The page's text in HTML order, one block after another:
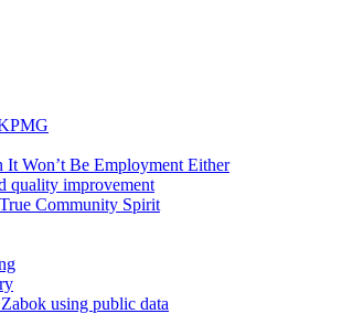
It Won’t Be Employment Either
quality improvement
Community Spirit
using public data